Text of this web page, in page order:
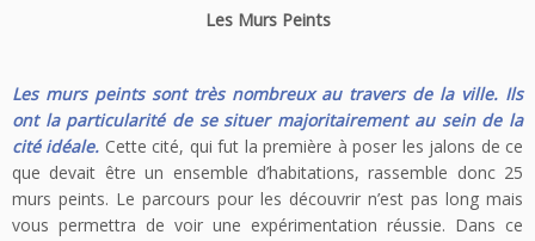
Les Murs Peints
Les murs peints sont très nombreux au travers de la ville. Ils
ont la particularité de se situer majoritairement au sein de la
cité idéale. Cette cité, qui fut la première à poser les jalons de ce
que devait être un ensemble d’habitations, rassemble donc 25
murs peints. Le parcours pour les découvrir n’est pas long mais
vous permettra de voir une expérimentation réussie. Dans ce